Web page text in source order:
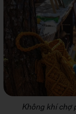
Không khí chợ